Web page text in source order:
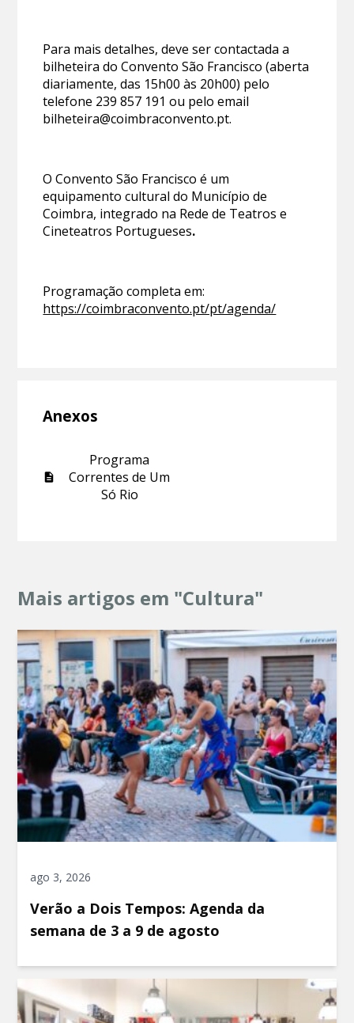
Para mais detalhes, deve ser contactada a
bilheteira do Convento São Francisco (aberta
diariamente, das 15h00 às 20h00) pelo
telefone 239 857 191 ou pelo email
bilheteira@coimbraconvento.pt.
O Convento São Francisco é um
equipamento cultural do Município de
Coimbra, integrado na Rede de Teatros e
Cineteatros Portugueses.
Programação completa em:
https://coimbraconvento.pt/pt/agenda/
Anexos
Programa
Correntes de Um
Só Rio
Mais artigos em "Cultura"
ago 3, 2026
Verão a Dois Tempos: Agenda da
semana de 3 a 9 de agosto